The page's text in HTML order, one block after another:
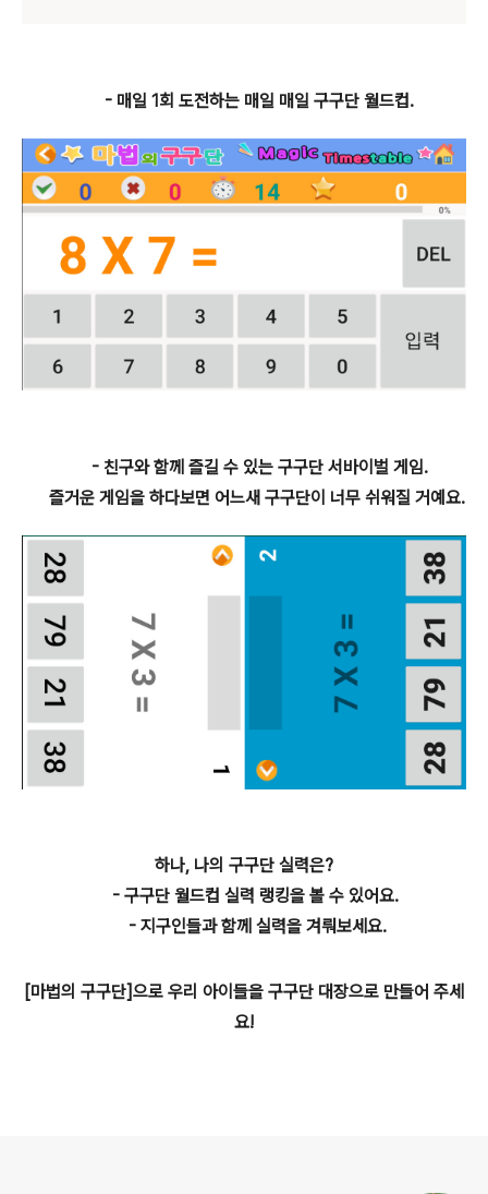
- 매일 1회 도전하는 매일 매일 구구단 월드컵.
- 친구와 함께 즐길 수 있는 구구단 서바이벌 게임.
즐거운 게임을 하다보면 어느새 구구단이 너무 쉬워질 거예요.
하나, 나의 구구단 실력은?
- 구구단 월드컵 실력 랭킹을 볼 수 있어요.
- 지구인들과 함께 실력을 겨뤄보세요.
[마법의 구구단]으로 우리 아이들을 구구단 대장으로 만들어 주세
요!